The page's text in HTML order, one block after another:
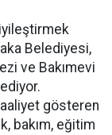
iyileştirmek
Belediyesi,
ve Bakımevi
gösteren
bakım, eğitim